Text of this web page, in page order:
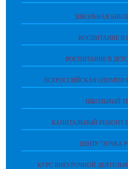
ШКОЛЬНАЯ
ВОСПИТАНИЕ В
ВОСПИТАНИЕ В
ВСЕРОССИЙСКАЯ
ШКОЛЬНЫЙ
КАПИТАЛЬНЫЙ РЕМОНТ
ЦЕНТР "ТОЧКА
КУРС ВНЕУРОЧНОЙ